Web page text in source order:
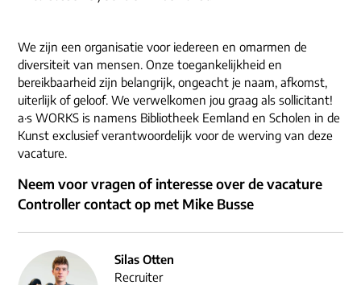
We zijn een organisatie voor iedereen en omarmen de
diversiteit van mensen. Onze toegankelijkheid en
bereikbaarheid zijn belangrijk, ongeacht je naam, afkomst,
uiterlijk of geloof. We verwelkomen jou graag als sollicitant!
a·s WORKS is namens Bibliotheek Eemland en Scholen in de
Kunst exclusief verantwoordelijk voor de werving van deze
vacature.
Neem voor vragen of interesse over de vacature
Controller contact op met Mike Busse
Silas Otten
Recruiter